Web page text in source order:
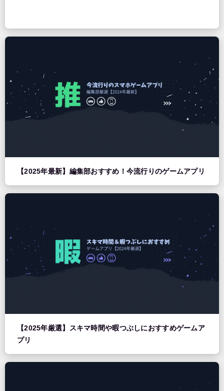
【2025年最新】編集部おすすめ！今流行りのゲームアプリ
【2025年厳選】スキマ時間や暇つぶしにおすすめゲームア
プリ